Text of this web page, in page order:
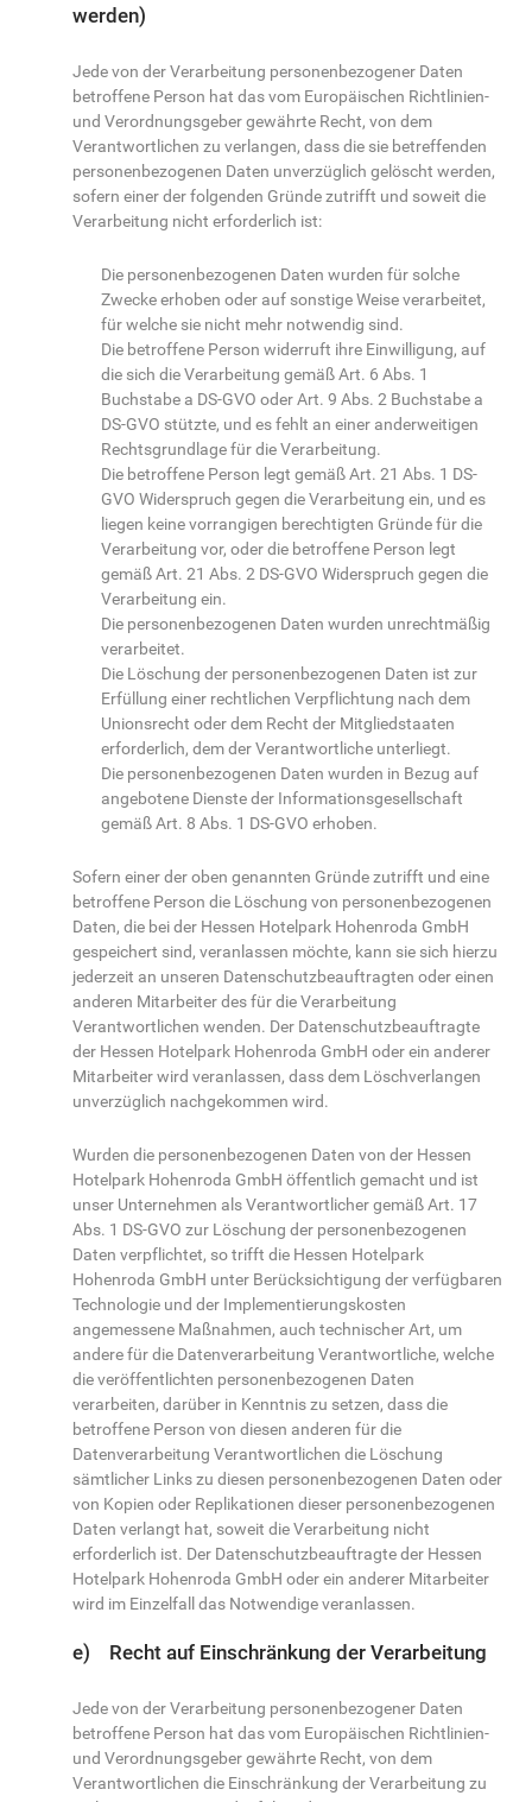
werden)
Jede von der Verarbeitung personenbezogener Daten
betroffene Person hat das vom Europäischen Richtlinien-
und Verordnungsgeber gewährte Recht, von dem
Verantwortlichen zu verlangen, dass die sie betreffenden
personenbezogenen Daten unverzüglich gelöscht werden,
sofern einer der folgenden Gründe zutrifft und soweit die
Verarbeitung nicht erforderlich ist:
Die personenbezogenen Daten wurden für solche
Zwecke erhoben oder auf sonstige Weise verarbeitet,
für welche sie nicht mehr notwendig sind.
Die betroffene Person widerruft ihre Einwilligung, auf
die sich die Verarbeitung gemäß Art. 6 Abs. 1
Buchstabe a DS-GVO oder Art. 9 Abs. 2 Buchstabe a
DS-GVO stützte, und es fehlt an einer anderweitigen
Rechtsgrundlage für die Verarbeitung.
Die betroffene Person legt gemäß Art. 21 Abs. 1 DS-
GVO Widerspruch gegen die Verarbeitung ein, und es
liegen keine vorrangigen berechtigten Gründe für die
Verarbeitung vor, oder die betroffene Person legt
gemäß Art. 21 Abs. 2 DS-GVO Widerspruch gegen die
Verarbeitung ein.
Die personenbezogenen Daten wurden unrechtmäßig
verarbeitet.
Die Löschung der personenbezogenen Daten ist zur
Erfüllung einer rechtlichen Verpflichtung nach dem
Unionsrecht oder dem Recht der Mitgliedstaaten
erforderlich, dem der Verantwortliche unterliegt.
Die personenbezogenen Daten wurden in Bezug auf
angebotene Dienste der Informationsgesellschaft
gemäß Art. 8 Abs. 1 DS-GVO erhoben.
Sofern einer der oben genannten Gründe zutrifft und eine
betroffene Person die Löschung von personenbezogenen
Daten, die bei der Hessen Hotelpark Hohenroda GmbH
gespeichert sind, veranlassen möchte, kann sie sich hierzu
jederzeit an unseren Datenschutzbeauftragten oder einen
anderen Mitarbeiter des für die Verarbeitung
Verantwortlichen wenden. Der Datenschutzbeauftragte
der Hessen Hotelpark Hohenroda GmbH oder ein anderer
Mitarbeiter wird veranlassen, dass dem Löschverlangen
unverzüglich nachgekommen wird.
Wurden die personenbezogenen Daten von der Hessen
Hotelpark Hohenroda GmbH öffentlich gemacht und ist
unser Unternehmen als Verantwortlicher gemäß Art. 17
Abs. 1 DS-GVO zur Löschung der personenbezogenen
Daten verpflichtet, so trifft die Hessen Hotelpark
Hohenroda GmbH unter Berücksichtigung der verfügbaren
Technologie und der Implementierungskosten
angemessene Maßnahmen, auch technischer Art, um
andere für die Datenverarbeitung Verantwortliche, welche
die veröffentlichten personenbezogenen Daten
verarbeiten, darüber in Kenntnis zu setzen, dass die
betroffene Person von diesen anderen für die
Datenverarbeitung Verantwortlichen die Löschung
sämtlicher Links zu diesen personenbezogenen Daten oder
von Kopien oder Replikationen dieser personenbezogenen
Daten verlangt hat, soweit die Verarbeitung nicht
erforderlich ist. Der Datenschutzbeauftragte der Hessen
Hotelpark Hohenroda GmbH oder ein anderer Mitarbeiter
wird im Einzelfall das Notwendige veranlassen.
e) Recht auf Einschränkung der Verarbeitung
Jede von der Verarbeitung personenbezogener Daten
betroffene Person hat das vom Europäischen Richtlinien-
und Verordnungsgeber gewährte Recht, von dem
Verantwortlichen die Einschränkung der Verarbeitung zu